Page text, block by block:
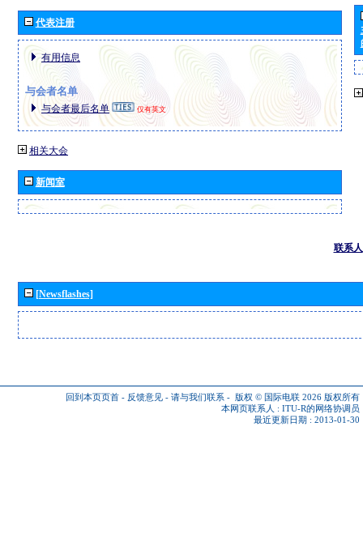
代表注册
有用信息
与会者名单
与会者最后名单 仅有英文
相关大会
新闻室
联系人
[Newsflashes]
回到本页页首 - 反馈意见 - 请与我们联系 - 版权 © 国际电联 2026 版权所有
本网页联系人 : ITU-R的网络协调员
最近更新日期 : 2013-01-30